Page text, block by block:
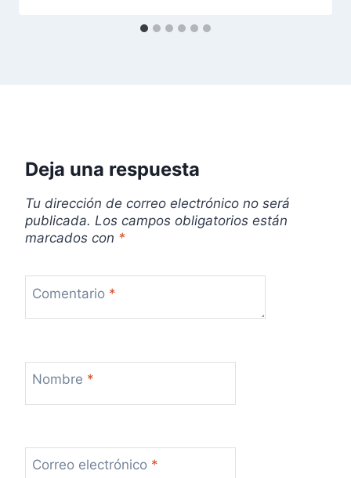
d
a
s
Deja una respuesta
Tu dirección de correo electrónico no será
publicada. Los campos obligatorios están
marcados con *
Comentario *
Nombre *
Correo electrónico *